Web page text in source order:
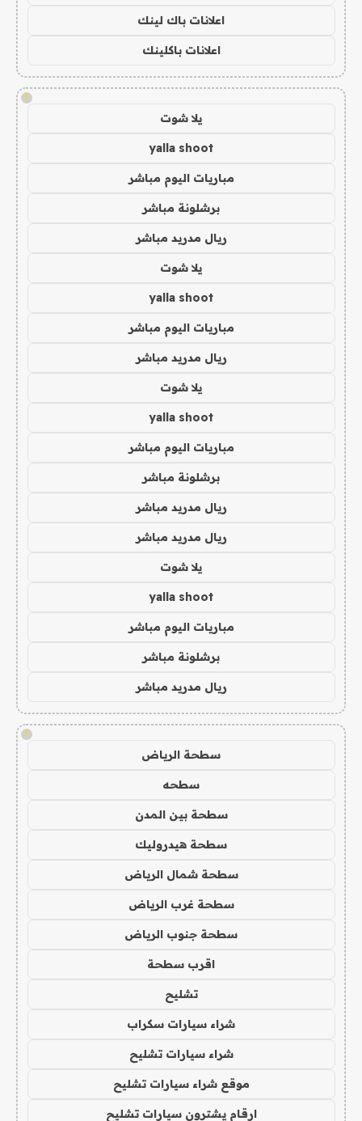
اعلانات باك لينك
اعلانات باكلينك
!
يلا شوت
yalla shoot
مباريات اليوم مباشر
برشلونة مباشر
ريال مدريد مباشر
يلا شوت
yalla shoot
مباريات اليوم مباشر
ريال مدريد مباشر
يلا شوت
yalla shoot
مباريات اليوم مباشر
برشلونة مباشر
ريال مدريد مباشر
ريال مدريد مباشر
يلا شوت
yalla shoot
مباريات اليوم مباشر
برشلونة مباشر
ريال مدريد مباشر
!
سطحة الرياض
سطحه
سطحة بين المدن
سطحة هيدروليك
سطحة شمال الرياض
سطحة غرب الرياض
سطحة جنوب الرياض
اقرب سطحة
تشليح
شراء سيارات سكراب
شراء سيارات تشليح
موقع شراء سيارات تشليح
ارقام يشترون سيارات تشليح